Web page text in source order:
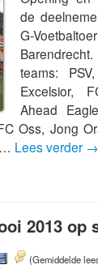
de
G-
teams:
Excelsior,
Ahead
Oss, Jong
Lees verder →
2013 op
(Gemiddelde